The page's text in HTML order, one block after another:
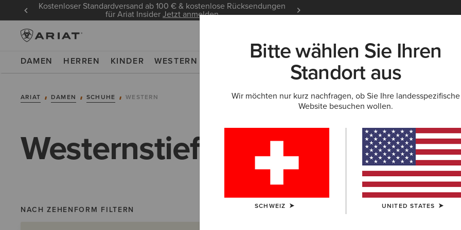
Kostenloser Standardversand ab 100 € & kostenlose Rücksendungen
für Ariat InsiderJetzt anmelden
DAMEN HERREN KINDER WESTERN NEU & FEATURED ARIAT LIFE OUTLET
ARIAT DAMEN SCHUHE WESTERN
Westernstiefel für Damen
NACH ZEHENFORM FILTERN
Bitte wählen Sie Ihren
Standort aus
Wir möchten nur kurz nachfragen, ob Sie Ihre landesspezifische
Website besuchen wollen.
SCHWEIZ UNITED STATES